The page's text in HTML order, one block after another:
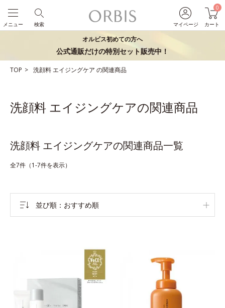
マイページ
0
カート
検索
メニュー
オルビス初めての方へ
公式通販だけの特別セット販売中！
TOP 洗顔料 エイジングケア の関連商品
洗顔料 エイジングケアの関連商品
洗顔料 エイジングケアの関連商品一覧
全7件（1-7件を表示）
並び順 おすすめ順